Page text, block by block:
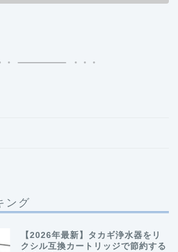
ング
【2026年最新】タカギ浄水器をリ
クシル互換カートリッジで節約する